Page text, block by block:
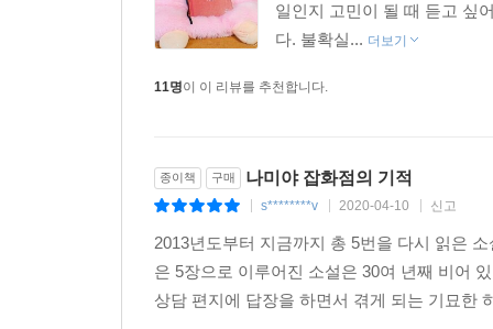
나라면 어떤 상담 편지를 보냈을까 생각하면서
내 아이들에게 꼭 읽히고 싶은 소설이었습니다.
읽어가는 사이에 눈물이 흘러서, 나에게는 기적의
일인지 고민이 될 때 듣고 싶
다. 불확실... 더보기
11명이 이 리뷰를 추천합니다.
종이책 구매 나미야 잡화점의 기적
s********v 2020-04-10 신고
2013년도부터 지금까지 총 5번을 다시 읽은
은 5장으로 이루어진 소설은 30여 년째 비어
상담 편지에 답장을 하면서 겪게 되는 기묘한